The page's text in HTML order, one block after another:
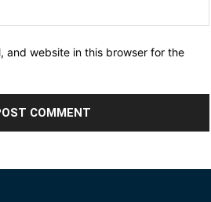
and website in this browser for the